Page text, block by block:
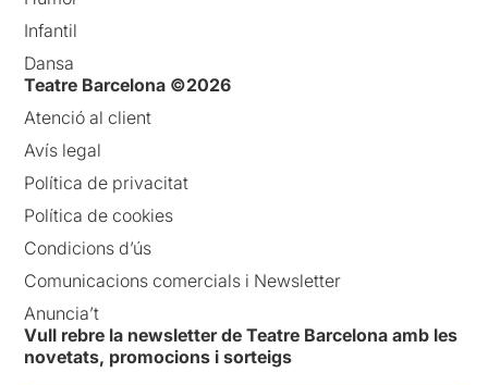
Infantil
Dansa
Teatre Barcelona ©2026
Atenció al client
Avís legal
Política de privacitat
Política de cookies
Condicions d’ús
Comunicacions comercials i Newsletter
Anuncia’t
Vull rebre la newsletter de Teatre Barcelona amb les
novetats, promocions i sorteigs